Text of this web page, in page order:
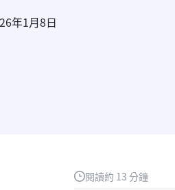
年1月8日
閱讀約 13 分鐘